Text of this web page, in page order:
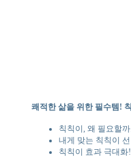
쾌적한 삶을 위한 필수템!
칙칙이, 왜 필요할
내게 맞는 칙칙이
칙칙이 효과 극대